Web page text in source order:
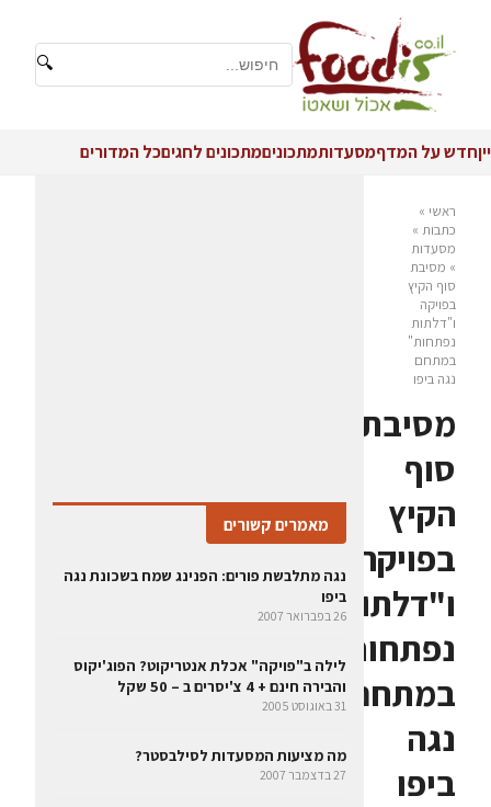
🔍
ייןחדש על המדףמסעדותמתכוניםמתכונים לחגיםכל המדורים
ראשי »
כתבות »
מסעדות
» מסיבת
סוף הקיץ
בפויקה
ו"דלתות
נפתחות"
במתחם
נגה ביפו
מסיבת
סוף
הקיץ
בפויקה
ו"דלתות
נפתחות"
במתחם
נגה
ביפו
מאמרים קשורים
נגה מתלבשת פורים: הפנינג שמח בשכונת נגה
ביפו
26 בפברואר 2007
לילה ב"פויקה" אכלת אנטריקוט? הפוג'יקוס
והבירה חינם + 4 צ'יסרים ב – 50 שקל
31 באוגוסט 2005
מה מציעות המסעדות לסילבסטר?
27 בדצמבר 2007